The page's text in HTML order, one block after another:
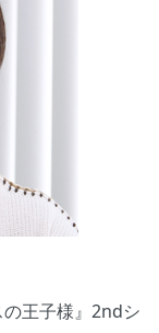
王子様』2ndシ